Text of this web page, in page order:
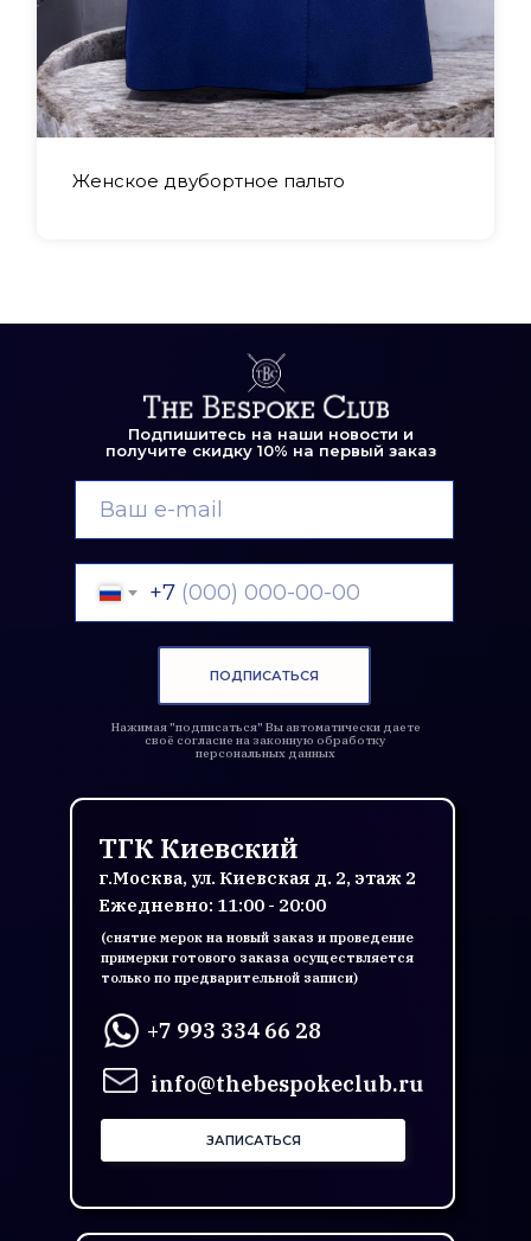
Женское двубортное пальто
(снятие мерок на новый заказ и проведение
примерки готового заказа осуществляется
только по предварительной записи)
+7
ПОДПИСАТЬСЯ
Подпишитесь на наши новости и
получите скидку 10% на первый заказ
Нажимая "подписаться" Вы автоматически даете
своё согласие на законную обработку
персональных данных
ЗАПИСАТЬСЯ
г.Москва, ул. Киевская д. 2, этаж 2
ТГК Киевский
info@thebespokeclub.ru
+7 993 334 66 28
Ежедневно: 11:00 - 20:00